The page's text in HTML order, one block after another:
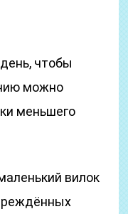
чтобы
можно
меньшего
вилок